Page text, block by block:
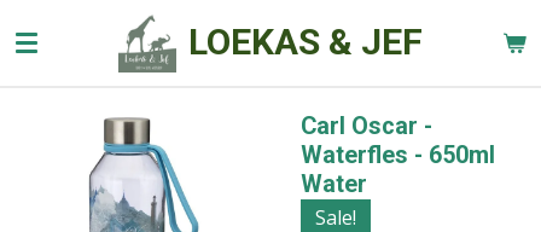
direct
hoofdinhoud
LOEKAS & JEF
Carl Oscar -
Waterfles - 650ml
Water
Sale!